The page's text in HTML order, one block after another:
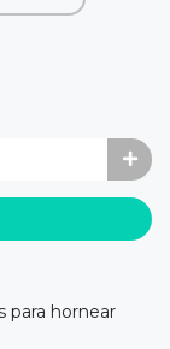
para hornear